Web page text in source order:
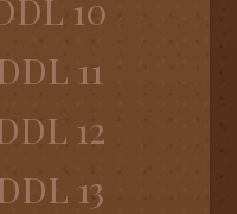
10
11
12
13